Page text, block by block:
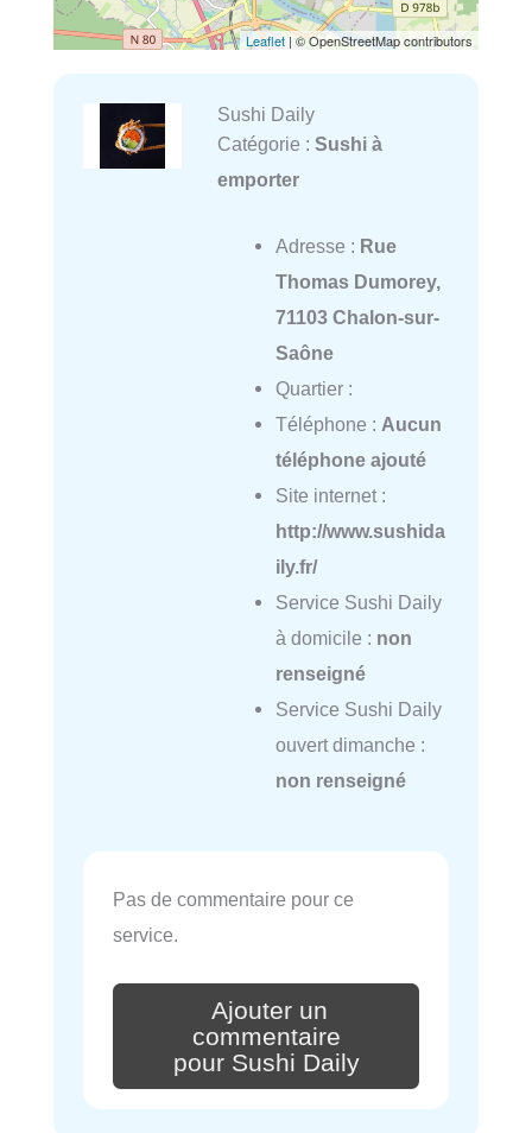
Leaflet | © OpenStreetMap contributors
Sushi Daily
Catégorie : Sushi à
emporter
Adresse : Rue
Thomas Dumorey,
71103 Chalon-sur-
Saône
Quartier :
Téléphone : Aucun
téléphone ajouté
Site internet :
http://www.sushida
ily.fr/
Service Sushi Daily
à domicile : non
renseigné
Service Sushi Daily
ouvert dimanche :
non renseigné
Pas de commentaire pour ce
service.
Ajouter un
commentaire
pour Sushi Daily